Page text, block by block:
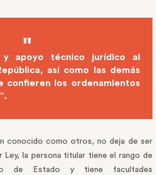
y apoyo técnico jurídico al
así como las demás
confieren los ordenamientos
conocido como otros, no deja de ser
la persona titular tiene el rango de
de Estado y tiene facultades